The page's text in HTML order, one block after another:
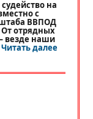
на
с
штаба ВВПОД
От отрядных
везде наши
Читать далее«